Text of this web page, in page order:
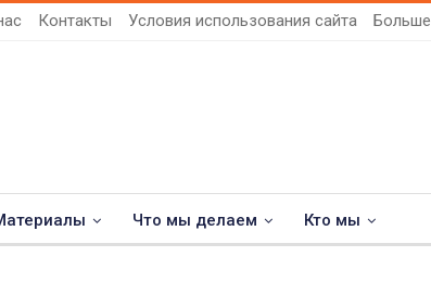
Контакты Условия использования сайта Больше
Что мы делаем Кто мы